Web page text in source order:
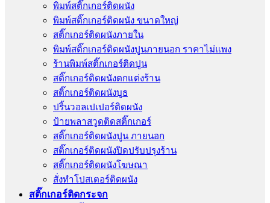
พิมพ์สติ๊กเกอร์ติดผนัง
พิมพ์สติ๊กเกอร์ติดผนัง ขนาดใหญ่
สติ๊กเกอร์ติดผนังภายใน
พิมพ์สติ๊กเกอร์ติดผนังปูนภายนอก ราคาไม่แพง
ร้านพิมพ์สติ๊กเกอร์ติดปูน
สติ๊กเกอร์ติดผนังตกแต่งร้าน
สติ๊กเกอร์ติดผนังบูธ
ปริ้นวอลเปเปอร์ติดผนัง
ป้ายพลาสวูดติดสติ๊กเกอร์
สติ๊กเกอร์ติดผนังปูน ภายนอก
สติ๊กเกอร์ติดผนังปิดปรับปรุงร้าน
สติ๊กเกอร์ติดผนังโฆษณา
สั่งทําโปสเตอร์ติดผนัง
สติ๊กเกอร์ติดกระจก